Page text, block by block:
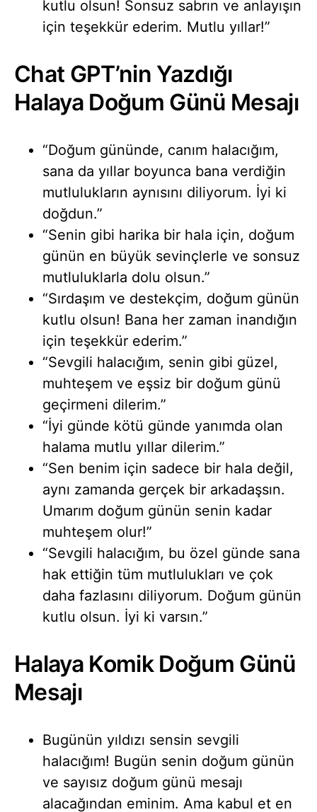
kutlu olsun! Sonsuz sabrın ve anlayışın
için teşekkür ederim. Mutlu yıllar!”
Chat GPT’nin Yazdığı
Halaya Doğum Günü Mesajı
“Doğum gününde, canım halacığım,
sana da yıllar boyunca bana verdiğin
mutlulukların aynısını diliyorum. İyi ki
doğdun.”
“Senin gibi harika bir hala için, doğum
günün en büyük sevinçlerle ve sonsuz
mutluluklarla dolu olsun.”
“Sırdaşım ve destekçim, doğum günün
kutlu olsun! Bana her zaman inandığın
için teşekkür ederim.”
“Sevgili halacığım, senin gibi güzel,
muhteşem ve eşsiz bir doğum günü
geçirmeni dilerim.”
“İyi günde kötü günde yanımda olan
halama mutlu yıllar dilerim.”
“Sen benim için sadece bir hala değil,
aynı zamanda gerçek bir arkadaşsın.
Umarım doğum günün senin kadar
muhteşem olur!”
“Sevgili halacığım, bu özel günde sana
hak ettiğin tüm mutlulukları ve çok
daha fazlasını diliyorum. Doğum günün
kutlu olsun. İyi ki varsın.”
Halaya Komik Doğum Günü
Mesajı
Bugünün yıldızı sensin sevgili
halacığım! Bugün senin doğum günün
ve sayısız doğum günü mesajı
alacağından eminim. Ama kabul et en